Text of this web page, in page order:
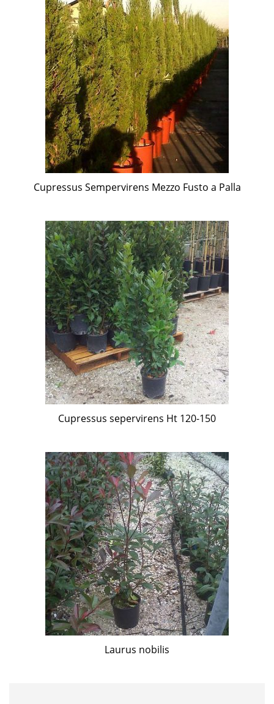
Cupressus Sempervirens Mezzo Fusto a Palla
Cupressus sepervirens Ht 120-150
Laurus nobilis